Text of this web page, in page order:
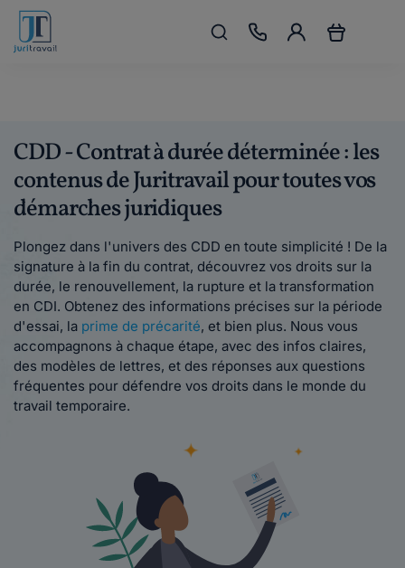
CDD - Contrat à durée déterminée : les
contenus de Juritravail pour toutes vos
démarches juridiques
Plongez dans l'univers des CDD en toute simplicité ! De la
signature à la fin du contrat, découvrez vos droits sur la
durée, le renouvellement, la rupture et la transformation
en CDI. Obtenez des informations précises sur la période
d'essai, la prime de précarité, et bien plus. Nous vous
accompagnons à chaque étape, avec des infos claires,
des modèles de lettres, et des réponses aux questions
fréquentes pour défendre vos droits dans le monde du
travail temporaire.